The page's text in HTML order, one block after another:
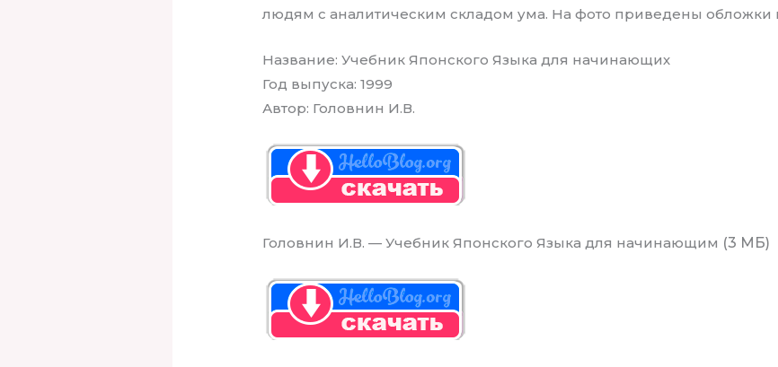
людям с аналитическим складом ума. На фото приведены обложки
Название: Учебник Японского Языка для начинающих
Год выпуска: 1999
Автор: Головнин И.В.
Головнин И.В. — Учебник Японского Языка для начинающим (3 МБ)